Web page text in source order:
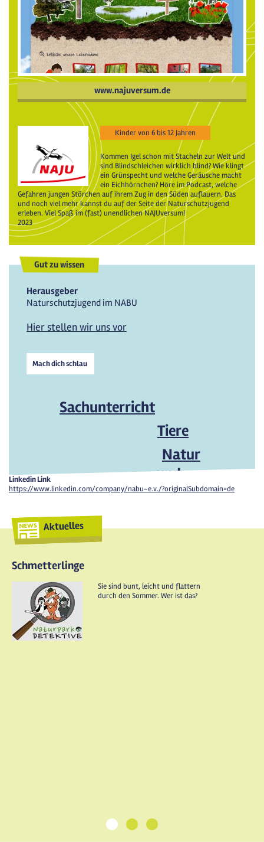
www.najuversum.de
Kinder von 6 bis 12 Jahren
Kommen Igel schon mit Stacheln zur Welt und
sind Blindschleichen wirklich blind? Wie klingt
ein Grünspecht und welche Geräusche macht
ein Eichhörnchen? Höre im Podcast, welche
Gefahren jungen Störchen auf ihrem Zug in den Süden auflauern. Das
und noch viel mehr kannst du auf der Seite der Naturschutzjugend
erleben. Viel Spaß im (fast) unendlichen NAJUversum!
2023
Gut zu wissen
Herausgeber
Naturschutzjugend im NABU
Hier stellen wir uns vor
Mach dich schlau
Sachunterricht
Tiere
Natur
und
Umwelt
Linkedin Link
https://www.linkedin.com/company/nabu-e.v./?originalSubdomain=de
Aktuelles
Schmetterlinge
Sie sind bunt, leicht und flattern
durch den Sommer. Wer ist das?
1 2 3